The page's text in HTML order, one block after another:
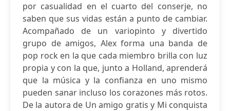
por casualidad en el cuarto del conserje, no
saben que sus vidas están a punto de cambiar.
Acompañado de un variopinto y divertido
grupo de amigos, Alex forma una banda de
pop rock en la que cada miembro brilla con luz
propia y con la que, junto a Holland, aprenderá
que la música y la confianza en uno mismo
pueden sanar incluso los corazones más rotos.
De la autora de Un amigo gratis y Mi conquista